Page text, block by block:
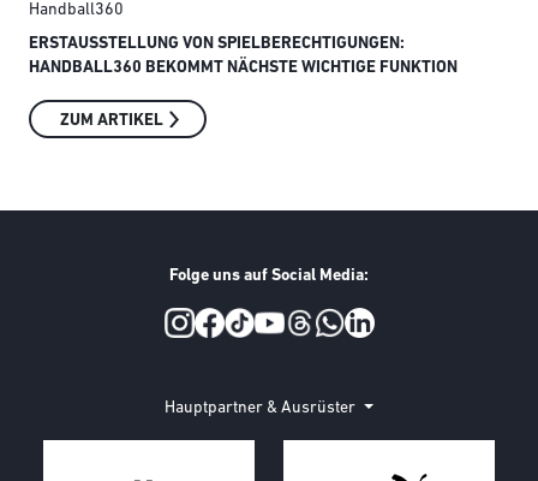
Handball360
ERSTAUSSTELLUNG VON SPIELBERECHTIGUNGEN:
HANDBALL360 BEKOMMT NÄCHSTE WICHTIGE FUNKTION
ZUM ARTIKEL
Folge uns auf Social Media:
Hauptpartner & Ausrüster